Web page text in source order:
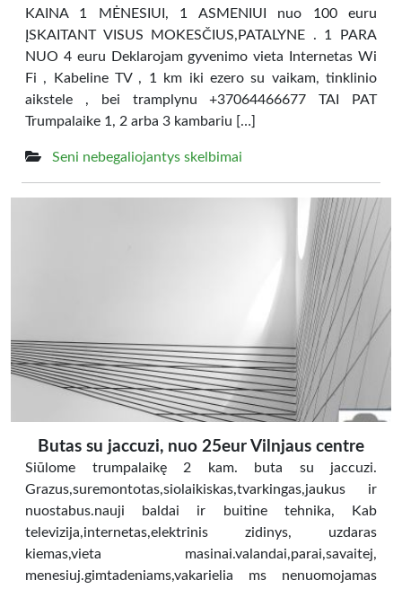
KAINA 1 MĖNESIUI, 1 ASMENIUI nuo 100 euru
ĮSKAITANT VISUS MOKESČIUS,PATALYNE . 1 PARA
NUO 4 euru Deklarojam gyvenimo vieta Internetas Wi
Fi , Kabeline TV , 1 km iki ezero su vaikam, tinklinio
aikstele , bei tramplynu +37064466677 TAI PAT
Trumpalaike 1, 2 arba 3 kambariu […]
Seni nebegaliojantys skelbimai
Butas su jaccuzi, nuo 25eur Vilnjaus centre
Siūlome trumpalaikę 2 kam. buta su jaccuzi.
Grazus,suremontotas,siolaikiskas,tvarkingas,jaukus ir
nuostabus.nauji baldai ir buitine tehnika, Kab
televizija,internetas,elektrinis zidinys, uzdaras
kiemas,vieta masinai.valandai,parai,savaitej,
menesiuj.gimtadeniams,vakarielia ms nenuomojamas